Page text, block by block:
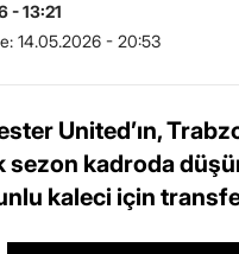
- 13:21
14.05.2026 - 20:53
United’ın,
sezon kadroda
kaleci için